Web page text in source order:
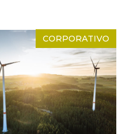
CORPORATIVO